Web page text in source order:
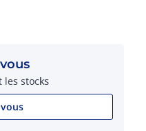
les stocks